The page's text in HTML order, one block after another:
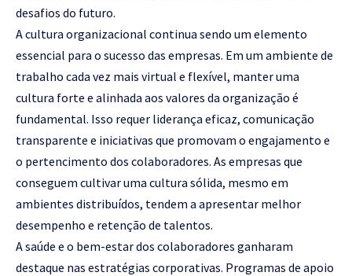
desafios do futuro.
A cultura organizacional continua sendo um elemento
essencial para o sucesso das empresas. Em um ambiente de
trabalho cada vez mais virtual e flexível, manter uma
cultura forte e alinhada aos valores da organização é
fundamental. Isso requer liderança eficaz, comunicação
transparente e iniciativas que promovam o engajamento e
o pertencimento dos colaboradores. As empresas que
conseguem cultivar uma cultura sólida, mesmo em
ambientes distribuídos, tendem a apresentar melhor
desempenho e retenção de talentos.
A saúde e o bem-estar dos colaboradores ganharam
destaque nas estratégias corporativas. Programas de apoio